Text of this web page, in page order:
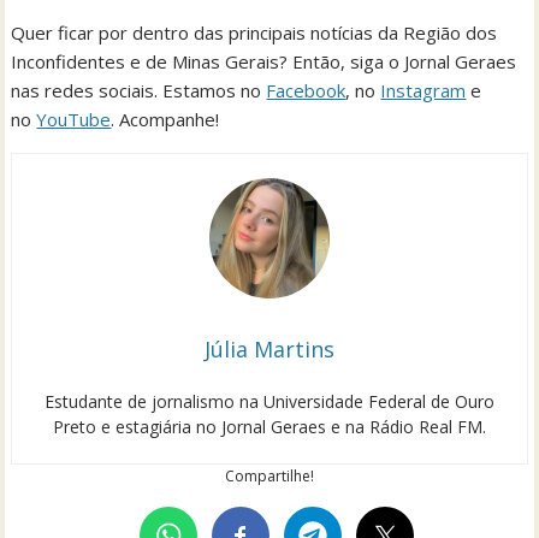
Quer ficar por dentro das principais notícias da Região dos
Inconfidentes e de Minas Gerais? Então, siga o Jornal Geraes
nas redes sociais. Estamos no Facebook, no Instagram e
noYouTube. Acompanhe!
Júlia Martins
Estudante de jornalismo na Universidade Federal de Ouro
Preto e estagiária no Jornal Geraes e na Rádio Real FM.
Compartilhe!